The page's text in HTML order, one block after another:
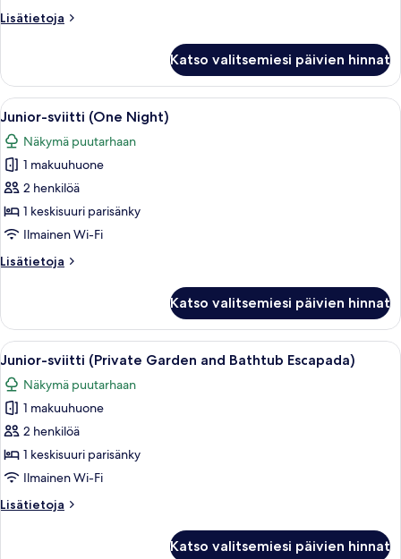
Lisätietoja
Lisätietoja
(Escapada)
Katso valitsemiesi päivien hinnat
Avaa
kaikki
huonetyypin
Junior-
sviitti
(One
Night)
1 makuuhuone, egyptinpuuvillaiset
8
Junior-sviitti (One Night)
Näkymä puutarhaan
1 makuuhuone
2 henkilöä
1 keskisuuri parisänky
Ilmainen Wi-Fi
Lisätietoja
Lisätietoja
(One
Night)
Katso valitsemiesi päivien hinnat
Avaa
kaikki
huonetyypin
Junior-
sviitti
(Private
Garden
Bathtub
Moderni ulkotila, jossa on poreallas,
10
Junior-sviitti (Private Garden and Bathtub Escapada)
Näkymä puutarhaan
1 makuuhuone
2 henkilöä
1 keskisuuri parisänky
Ilmainen Wi-Fi
Lisätietoja
Lisätietoja
Katso valitsemiesi päivien hinnat